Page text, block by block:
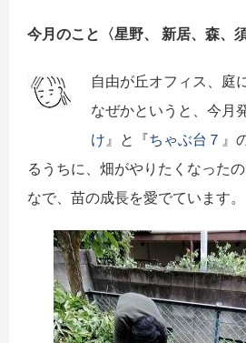
今月のこと〈星野、 新居、森、
自由が丘オフィス、庭
なぜかというと、今月
け 』と『ちゃぶ台７ 』
るうちに、畑がやりたくなった
なで、苗の成長を愛でています。